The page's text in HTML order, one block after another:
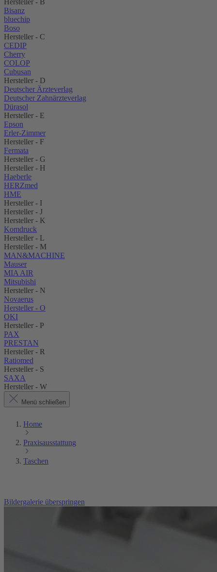
Hersteller - B
Bisanz
bluechip
Boso
Hersteller - C
CEDIP
Cherry
COLOP
Cubusan
Hersteller - D
Deutscher Ärzteverlag
Deutscher Zahnärzteverlag
Dürasol
Hersteller - E
Epson
Erler-Zimmer
Hersteller - F
Fermata
Hersteller - G
Hersteller - H
Haeberle
HERZmed
HME
Hersteller - I
Hersteller - J
Hersteller - K
Komdruck
Hersteller - L
Hersteller - M
MAN&MACHINE
Mauser
MIA AIR
Mitsubishi
Hersteller - N
Novaerus
Hersteller - O
OKI
Hersteller - P
PAX
PRESTAN
Hersteller - R
Ratiomed
Hersteller - S
SAXA
Hersteller - W
Menü schließen
Home
Praxisausstattung
Taschen
Bildergalerie überspringen